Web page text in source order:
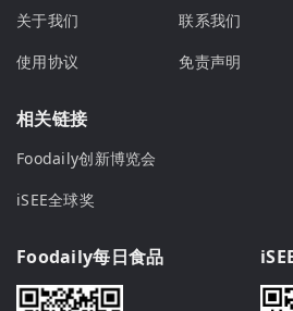
关于我们 联系我们
使用协议
免责声明
相关链接
Foodaily创新博览会
iSEE全球奖
Foodaily每日食品